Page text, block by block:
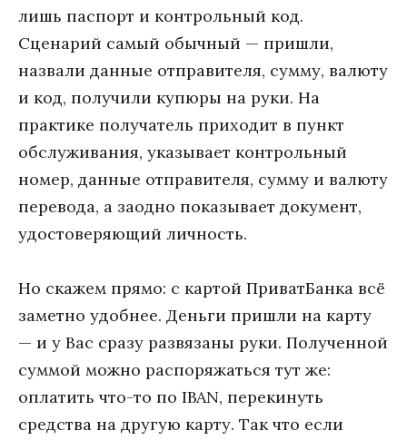
лишь паспорт и контрольный код.
Сценарий самый обычный — пришли,
назвали данные отправителя, сумму, валюту
и код, получили купюры на руки. На
практике получатель приходит в пункт
обслуживания, указывает контрольный
номер, данные отправителя, сумму и валюту
перевода, а заодно показывает документ,
удостоверяющий личность.
Но скажем прямо: с картой ПриватБанка всё
заметно удобнее. Деньги пришли на карту
— и у Вас сразу развязаны руки. Полученной
суммой можно распоряжаться тут же:
оплатить что-то по IBAN, перекинуть
средства на другую карту. Так что если